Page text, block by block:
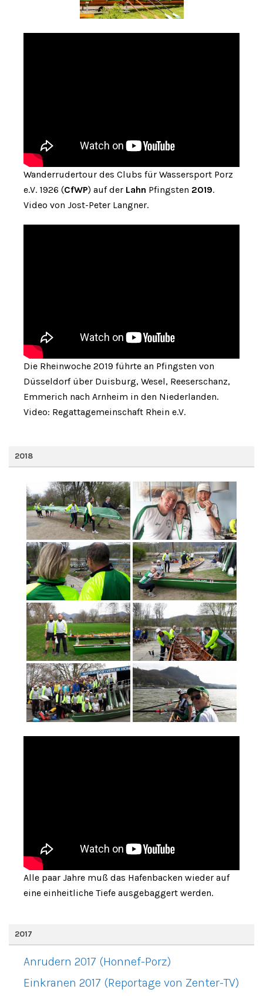
Wanderrudertour des Clubs für Wassersport Porz
e.V. 1926 (CfWP) auf der Lahn Pfingsten 2019.
Video von Jost-Peter Langner.
Die Rheinwoche 2019 führte an Pfingsten von
Düsseldorf über Duisburg, Wesel, Reeserschanz,
Emmerich nach Arnheim in den Niederlanden.
Video: Regattagemeinschaft Rhein e.V.
2018
Alle paar Jahre muß das Hafenbacken wieder auf
eine einheitliche Tiefe ausgebaggert werden.
2017
Anrudern 2017 (Honnef-Porz)
Einkranen 2017 (Reportage von Zenter-TV)